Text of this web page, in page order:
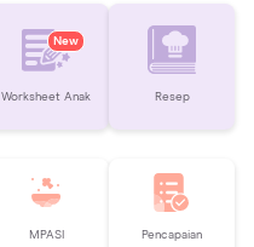
New
Worksheet Anak Resep
MPASI Pencapaian